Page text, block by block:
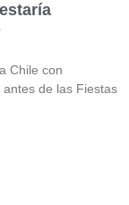
Chile con
de las Fiestas